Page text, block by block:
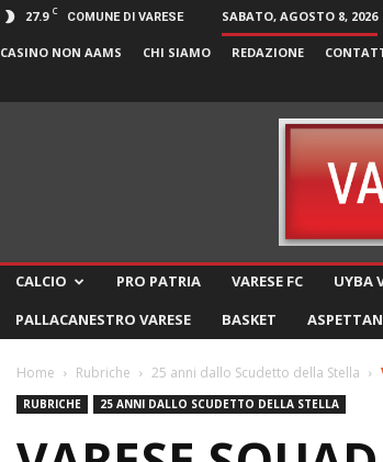
27.9 C COMUNE DI VARESE SABATO, AGOSTO 8, 2026
CASINO NON AAMS CHI SIAMO REDAZIONE
CALCIO PRO PATRIA VARESE FC UYBA
PALLACANESTRO VARESE
BASKET
Home Rubriche 25 anni dallo Scudetto della Stella
RUBRICHE 25 ANNI DALLO SCUDETTO DELLA STELLA